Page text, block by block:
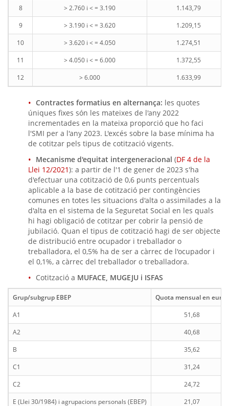
8 > 2.760 i < = 3.190 1.143,79
9 > 3.190 i < = 3.620 1.209,15
10 > 3.620 i < = 4.050 1.274,51
11 > 4.050 i < = 6.000 1.372,55
12 > 6.000 1.633,99
Contractes formatius en alternança: les quotes
úniques fixes són les mateixes de l'any 2022
incrementades en la mateixa proporció que ho faci
l'SMI per a l'any 2023. L'excés sobre la base mínima ha
de cotitzar pels tipus de cotització vigents.
Mecanisme d'equitat intergeneracional (DF 4 de la
Llei 12/2021): a partir de l'1 de gener de 2023 s'ha
d'efectuar una cotització de 0,6 punts percentuals
aplicable a la base de cotització per contingències
comunes en totes les situacions d'alta o assimilades a la
d'alta en el sistema de la Seguretat Social en les quals
hi hagi obligació de cotitzar per cobrir la pensió de
jubilació. Quan el tipus de cotització hagi de ser objecte
de distribució entre ocupador i treballador o
treballadora, el 0,5% ha de ser a càrrec de l'ocupador i
el 0,1%, a càrrec del treballador o treballadora.
Cotització a MUFACE, MUGEJU i ISFAS
Grup/subgrup EBEP Quota mensual en euros
A1 51,68
A2 40,68
B 35,62
C1 31,24
C2 24,72
E (Llei 30/1984) i agrupacions personals (EBEP) 21,07